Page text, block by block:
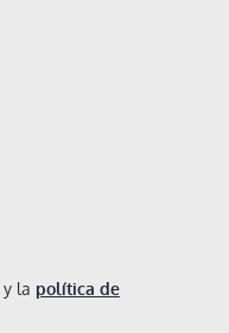
y la política de